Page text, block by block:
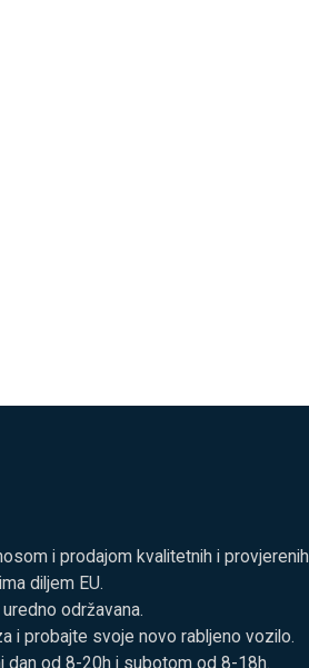
i prodajom kvalitetnih i
diljem EU.
održavana.
i probajte svoje novo rabljeno vozilo.
dan od 8-20h i subotom od 8-18h.